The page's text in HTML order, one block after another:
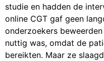
studie en hadden de
online CGT gaf geen
onderzoekers
nuttig was, omdat de
bereikten. Maar ze